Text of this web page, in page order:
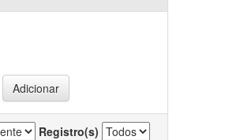
Registro(s)